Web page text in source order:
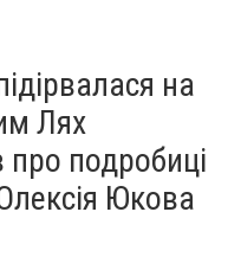
на
Лях
про подробиці
Юкова